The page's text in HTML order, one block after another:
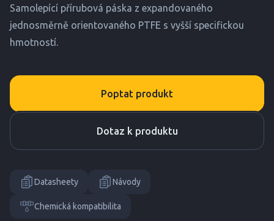
Samolepící přírubová páska z expandovaného
jednosměrně orientovaného PTFE s vyšší specifickou
hmotností.
Poptat produkt
Dotaz k produktu
Datasheety Návody
Chemická kompatibilita